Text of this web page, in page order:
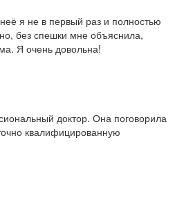
я не в первый раз и полностью
без спешки мне объяснила,
Я очень довольна!
доктор. Она поговорила
квалифицированную